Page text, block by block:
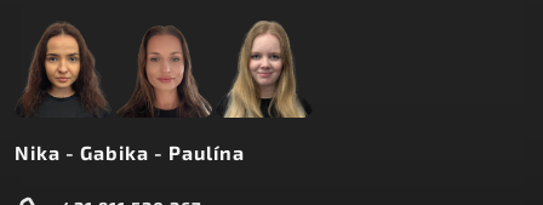
Nika - Gabika - Paulína